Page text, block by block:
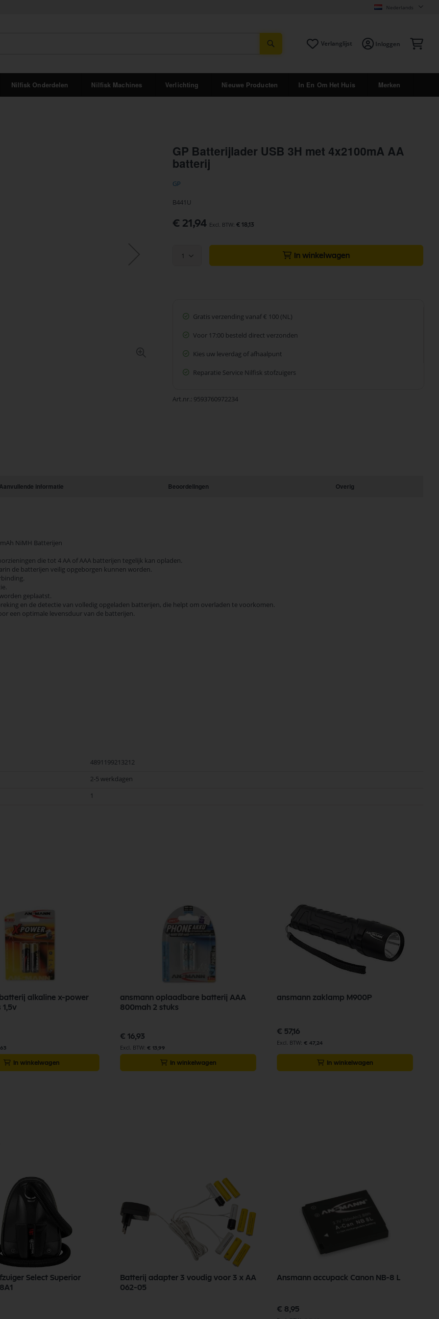
Nederlands
Verlanglijst Inloggen
Nilfisk Onderdelen Nilfisk Machines Verlichting Nieuwe Producten In En Om Het Huis Merken
GP Batterijlader USB 3H met 4x2100mA AA
batterij
GP
B441U
€ 21,94 € 18,13
1 In winkelwagen
Gratis verzending vanaf € 100 (NL)
Voor 17:00 besteld direct verzonden
Kies uw leverdag of afhaalpunt
Reparatie Service Nilfisk stofzuigers
Art.nr. 9593760972234
Aanvullende informatie Beoordelingen Overig
NiMH Batterijen
die tot 4 AA of AAA batterijen tegelijk kan opladen.
de batterijen veilig opgeborgen kunnen worden.
geplaatst.
en de detectie van volledig opgeladen batterijen, die helpt om overladen te voorkomen.
een optimale levensduur van de batterijen.
4891199213212
2-5 werkdagen
1
alkaline x-power
1,5v
In winkelwagen
ansmann oplaadbare batterij AAA
800mah 2 stuks
€ 16,93
€ 13,99
In winkelwagen
ansmann zaklamp M900P
€ 57,16
€ 47,24
In winkelwagen
Select Superior
Batterij adapter 3 voudig voor 3 x AA
062-05
Ansmann accupack Canon NB-8 L
Speciale
prijs
€ 8,95